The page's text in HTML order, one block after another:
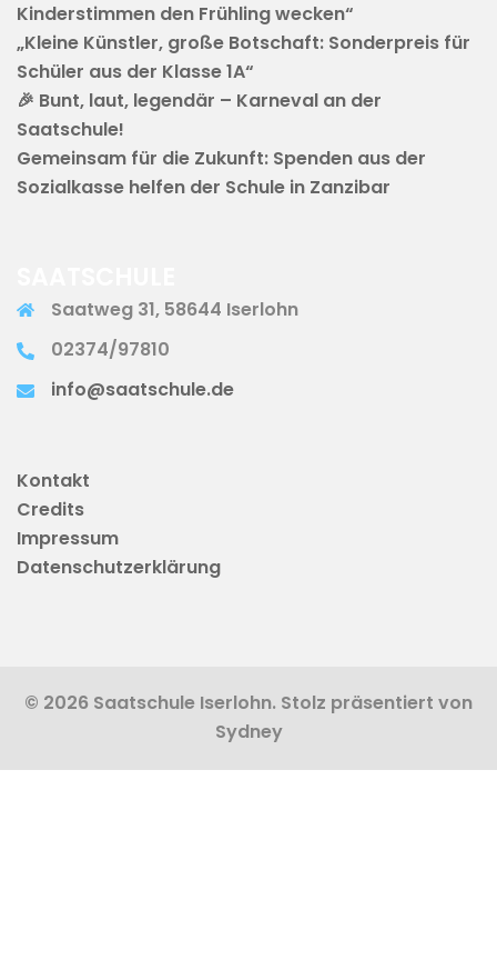
Kinderstimmen den Frühling wecken“
„Kleine Künstler, große Botschaft: Sonderpreis für
Schüler aus der Klasse 1A“
🎉 Bunt, laut, legendär – Karneval an der
Saatschule!
Gemeinsam für die Zukunft: Spenden aus der
Sozialkasse helfen der Schule in Zanzibar
Saatweg 31, 58644 Iserlohn
02374/97810
info@saatschule.de
Kontakt
Credits
Impressum
Datenschutzerklärung
© 2026 Saatschule Iserlohn. Stolz präsentiert von
Sydney